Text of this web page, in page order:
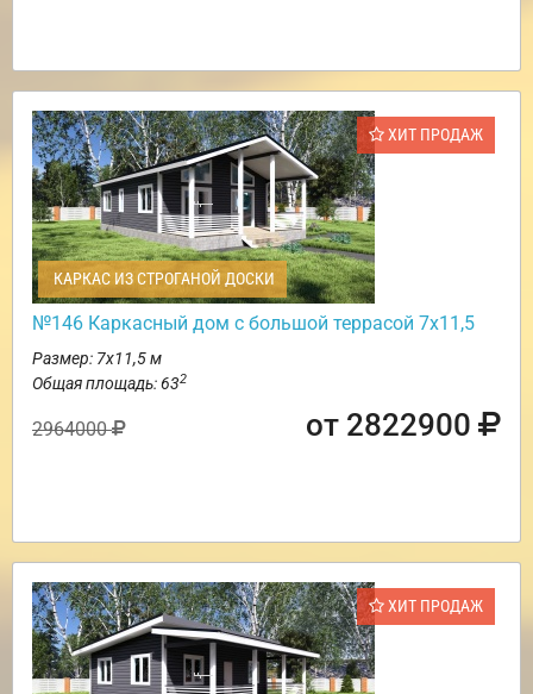
ХИТ ПРОДАЖ
КАРКАС ИЗ СТРОГАНОЙ ДОСКИ
№146 Каркасный дом с большой террасой 7х11,5
Размер: 7х11,5 м
Общая площадь: 632
2964000 от 2822900
ХИТ ПРОДАЖ